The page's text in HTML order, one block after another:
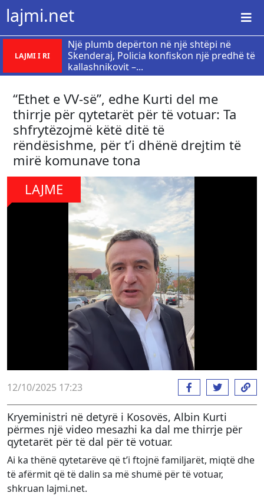
lajmi.net
LAJMI I RI
Një plumb depërton në një shtëpi në
Skenderaj, Policia konfiskon një predhë të
kallashnikovit –...
“Ethet e VV-së”, edhe Kurti del me
thirrje për qytetarët për të votuar: Ta
shfrytëzojmë këtë ditë të
rëndësishme, për t’i dhënë drejtim të
mirë komunave tona
LAJME
12/10/2025 17:23
Kryeministri në detyrë i Kosovës, Albin Kurti
përmes një video mesazhi ka dal me thirrje për
qytetarët për të dal për të votuar.
Ai ka thënë qytetarëve që t’i ftojnë familjarët, miqtë dhe
të afërmit që të dalin sa më shumë për të votuar,
shkruan lajmi.net.